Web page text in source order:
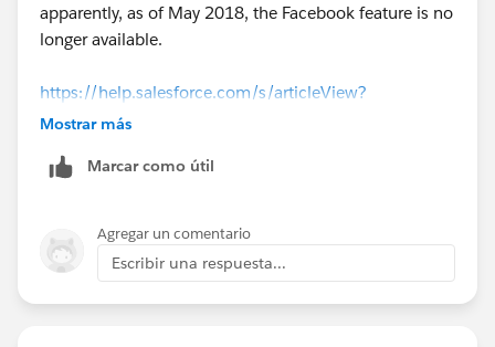
apparently, as of May 2018, the Facebook feature is no
longer available.
https://help.salesforce.com/s/articleView?
id=sf.social_networks_guidelines.htm&type=5
Mostrar más
Marcar como útil
Agregar un comentario
Escribir una respuesta...